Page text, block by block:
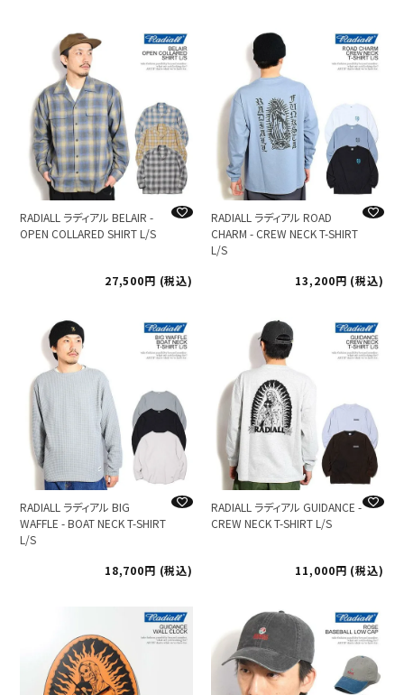
RADIALL ラディアル BELAIR -
OPEN COLLARED SHIRT L/S
27,500 税込
RADIALL ラディアル ROAD
CHARM - CREW NECK T-SHIRT
L/S
13,200
税込
RADIALL ラディアル BIG
WAFFLE - BOAT NECK T-SHIRT
L/S
18,700
税込
RADIALL ラディアル GUIDANCE -
CREW NECK T-SHIRT L/S
11,000 税込